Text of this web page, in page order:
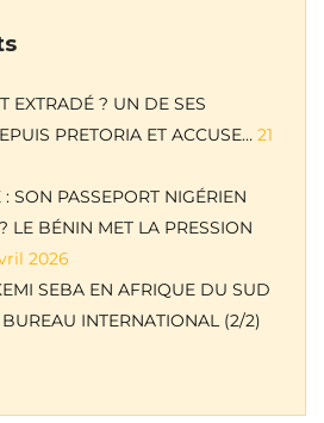
EXTRADÉ ? UN DE SES
PRETORIA ET ACCUSE… 21
SON PASSEPORT NIGÉRIEN
LE BÉNIN MET LA PRESSION
2026
SEBA EN AFRIQUE DU SUD
INTERNATIONAL (2/2)